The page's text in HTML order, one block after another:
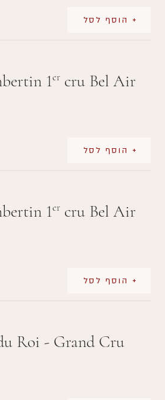
+ הוסף לסל
1er cru Bel Air
+ הוסף לסל
1er cru Bel Air
+ הוסף לסל
Roi - Grand Cru